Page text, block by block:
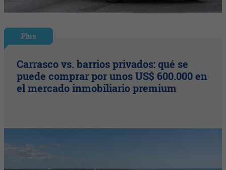
Plus
Carrasco vs. barrios privados: qué se
puede comprar por unos US$ 600.000 en
el mercado inmobiliario premium